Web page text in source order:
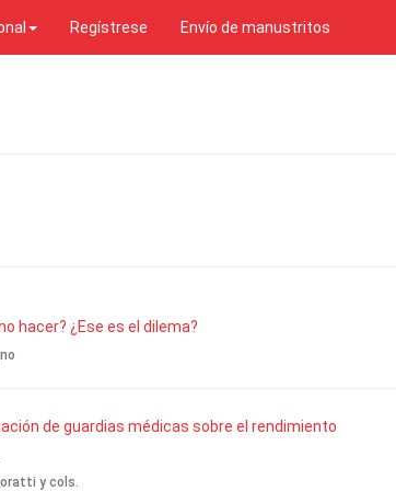
Regístrese Envío de manustritos
hacer? ¿Ese es el dilema?
de guardias médicas sobre el rendimiento
y cols.